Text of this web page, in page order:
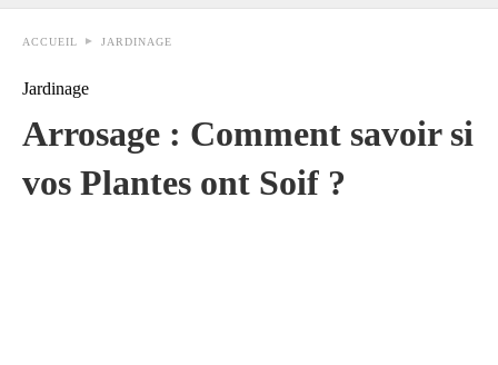
ACCUEIL JARDINAGE
Jardinage
Arrosage : Comment savoir si
vos Plantes ont Soif ?